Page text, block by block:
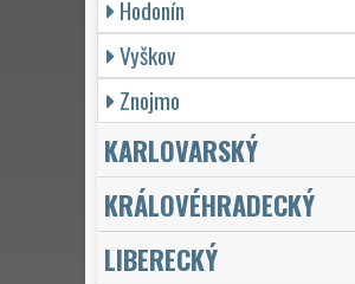
Hodonín
Vyškov
Znojmo
KARLOVARSKÝ
KRÁLOVÉHRADECKÝ
LIBERECKÝ